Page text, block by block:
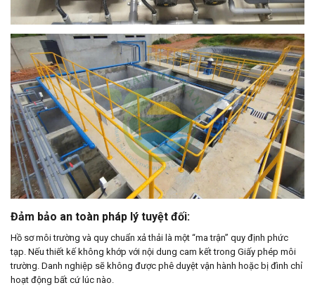
Đảm bảo an toàn pháp lý tuyệt đối:
Hồ sơ môi trường và quy chuẩn xả thải là một “ma trận” quy định phức
tạp. Nếu thiết kế không khớp với nội dung cam kết trong Giấy phép môi
trường. Danh nghiệp sẽ không được phê duyệt vận hành hoặc bị đình chỉ
hoạt động bất cứ lúc nào.